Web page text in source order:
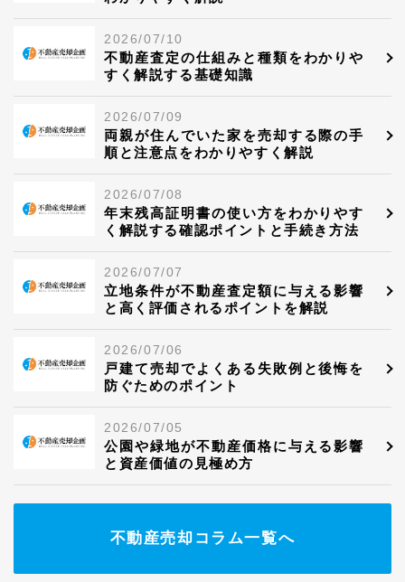
2026/07/10
不動産査定の仕組みと種類をわかりや
すく解説する基礎知識
2026/07/09
両親が住んでいた家を売却する際の手
順と注意点をわかりやすく解説
2026/07/08
年末残高証明書の使い方をわかりやす
く解説する確認ポイントと手続き方法
2026/07/07
立地条件が不動産査定額に与える影響
と高く評価されるポイントを解説
2026/07/06
戸建て売却でよくある失敗例と後悔を
防ぐためのポイント
2026/07/05
公園や緑地が不動産価格に与える影響
と資産価値の見極め方
不動産売却コラム一覧へ